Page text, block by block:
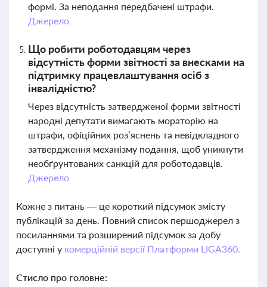
формі. За неподання передбачені штрафи.
Джерело
Що робити роботодавцям через
відсутність форми звітності за внесками на
підтримку працевлаштування осіб з
інвалідністю?
Через відсутність затвердженої форми звітності
народні депутати вимагають мораторію на
штрафи, офіційних роз’яснень та невідкладного
затвердження механізму подання, щоб уникнути
необґрунтованих санкцій для роботодавців.
Джерело
Кожне з питань — це короткий підсумок змісту
публікацій за день. Повний список першоджерел з
посиланнями та розширений підсумок за добу
доступні у комерційній версії Платформи LIGA360.
Стисло про головне: